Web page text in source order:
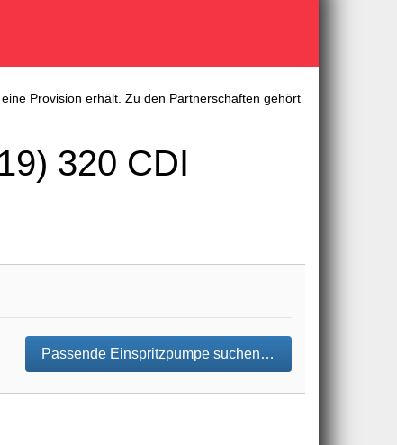
Provision erhält. Zu den Partnerschaften gehört
320 CDI
Passende Einspritzpumpe suchen…